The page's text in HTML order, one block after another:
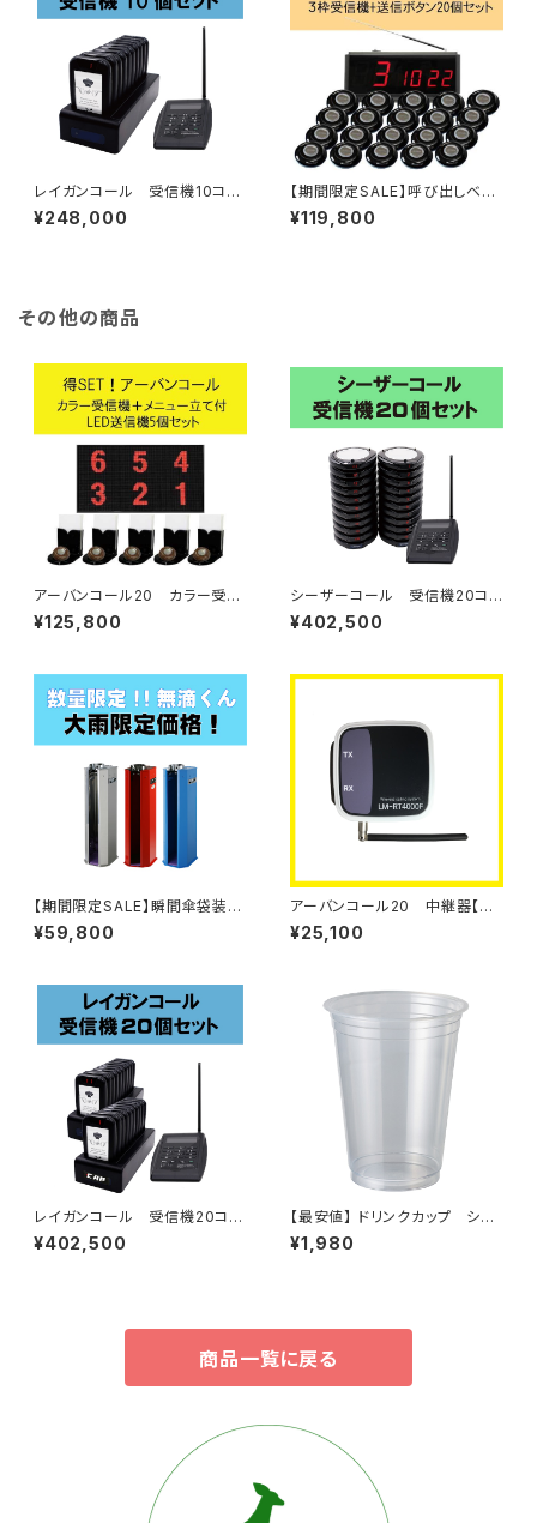
レイガンコール 受信機10コセ
ット
¥248,000
【期間限定SALE】呼び出しベ
ル アーバンコール20 送信ボ
タン20個セット
¥119,800
その他の商品
アーバンコール20 カラー受信
機+メニュー立て付き送信ボタン
５コセット
¥125,800
シーザーコール 受信機20コセ
ット
¥402,500
【期間限定SALE】瞬間傘袋装着
機 無滴くん アウトレット特価
品
¥59,800
アーバンコール20 中継器【単
品】
¥25,100
レイガンコール 受信機20コセ
ット
¥402,500
【最安値】 ドリンクカップ シー
ラー対応 炭酸・タピオカフィル
ムＯＫ ＰＰ素材 １００個入り
¥1,980
商品一覧に戻る